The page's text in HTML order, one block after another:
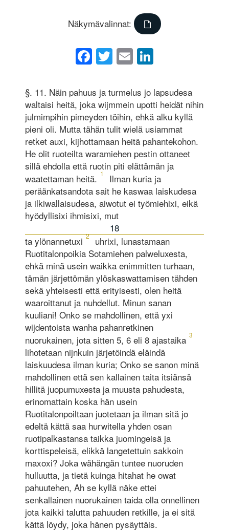
Näkymävalinnat:
Facebook
Twitter
Email
§. 11. Näin pahuus ja turmelus jo lapsudesa
waltaisi heitä, joka wijmmein upotti heidät nihin
julmimpihin pimeyden töihin, ehkä alku kyllä
pieni oli. Mutta tähän tulit wielä usiammat
retket auxi, kijhottamaan heitä pahantekohon.
He olit ruoteilta waramiehen pestin ottaneet
sillä ehdolla että ruotin piti elättämän ja
waatettaman heitä. 1
Ilman kuria ja
peräänkatsandota sait he kaswaa laiskudesa
ja ilkiwallaisudesa, aiwotut ei työmiehixi, eikä
hyödyllisixi ihmisixi, mut
18
ta ylönannetuxi 2
uhrixi, lunastamaan
Ruotitalonpoikia Sotamiehen palweluxesta,
ehkä minä usein waikka enimmitten turhaan,
tämän järjettömän ylöskaswattamisen tähden
sekä yhteisesti että erityisesti, olen heitä
waaroittanut ja nuhdellut. Minun sanan
kuuliani! Onko se mahdollinen, että yxi
wijdentoista wanha pahanretkinen
nuorukainen, jota sitten 5, 6 eli 8 ajastaika 3
lihotetaan nijnkuin järjetöindä eläindä
laiskuudesa ilman kuria; Onko se sanon minä
mahdollinen että sen kallainen taita itsiänsä
hillitä juopumuxesta ja muusta pahudesta,
erinomattain koska hän usein
Ruotitalonpoiltaan juotetaan ja ilman sitä jo
edeltä kättä saa hurwitella yhden osan
ruotipalkastansa taikka juomingeisä ja
korttispeleisä, elikkä langetettuin sakkoin
maxoxi? Joka wähängän tuntee nuoruden
hulluutta, ja tietä kuinga hitahat he owat
pahuutehen, Ah se kyllä näke ettei
senkallainen nuorukainen taida olla onnellinen
jota kaikki talutta pahuuden retkille, ja ei sitä
kättä löydy, joka hänen pysäyttäis.